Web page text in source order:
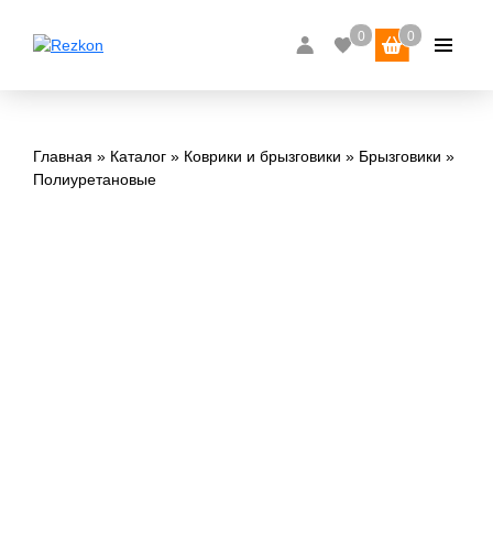
Главная Каталог Коврики и брызговики
Брызговики
Полиуретановые